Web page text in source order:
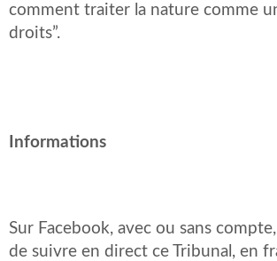
comment traiter la nature comme
droits”.
Informations
Sur Facebook, avec ou sans
de suivre en direct ce Tribunal, en